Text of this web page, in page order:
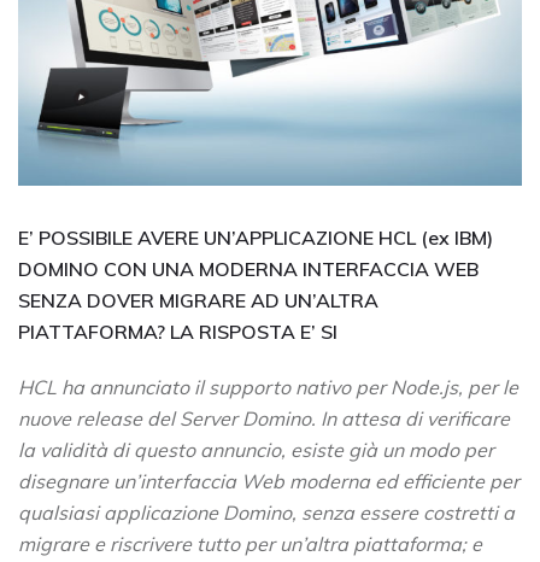
E’ POSSIBILE AVERE UN’APPLICAZIONE HCL (ex IBM)
DOMINO CON UNA MODERNA INTERFACCIA WEB
SENZA DOVER MIGRARE AD UN’ALTRA
PIATTAFORMA? LA RISPOSTA E’ SI
HCL ha annunciato il supporto nativo per Node.js, per le
nuove release del Server Domino. In attesa di verificare
la validità di questo annuncio, esiste già un modo per
disegnare un’interfaccia Web moderna ed efficiente per
qualsiasi applicazione Domino, senza essere costretti a
migrare e riscrivere tutto per un’altra piattaforma; e